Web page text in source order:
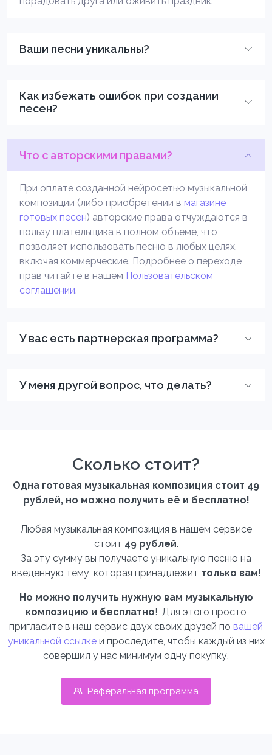
Ваши песни уникальны?
Как избежать ошибок при создании
песен?
Что с авторскими правами?
При оплате созданной нейросетью музыкальной
композиции (либо приобретении в магазине
готовых песен) авторские права отчуждаются в
пользу плательщика в полном объеме, что
позволяет использовать песню в любых целях,
включая коммерческие. Подробнее о переходе
прав читайте в нашем Пользовательском
соглашении.
У вас есть партнерская программа?
У меня другой вопрос, что делать?
Сколько стоит?
Одна готовая музыкальная композиция стоит 49
рублей, но можно получить её и бесплатно!
Любая музыкальная композиция в нашем сервисе
стоит 49 рублей.
За эту сумму вы получаете уникальную песню на
введенную тему, которая принадлежит только вам!
Но можно получить нужную вам музыкальную
композицию и бесплатно! Для этого просто
пригласите в наш сервис двух своих друзей по вашей
уникальной ссылкеи проследите, чтобы каждый из них
совершил у нас минимум одну покупку.
Реферальная программа